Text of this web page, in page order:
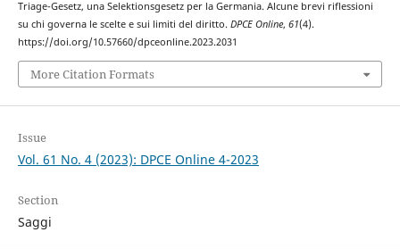
Triage-Gesetz, una Selektionsgesetz per la Germania. Alcune brevi riflessioni
su chi governa le scelte e sui limiti del diritto. DPCE Online, 61(4).
https://doi.org/10.57660/dpceonline.2023.2031
More Citation Formats
Issue
Vol. 61 No. 4 (2023): DPCE Online 4-2023
Section
Saggi